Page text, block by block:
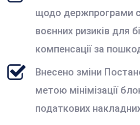
щодо держпрограми
воєнних ризиків для
компенсації за
Внесено зміни
метою мінімізації
податкових